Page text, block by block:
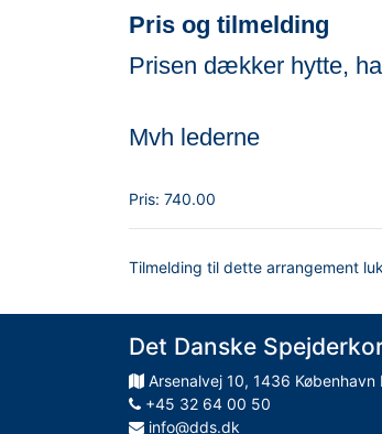
Pris og tilmelding
Prisen dækker hytte,
Mvh lederne
Pris: 740.00
Tilmelding til dette arrangement
Det Danske
Arsenalvej 10, 1436 København
+45 32 64 00 50
info@dds.dk